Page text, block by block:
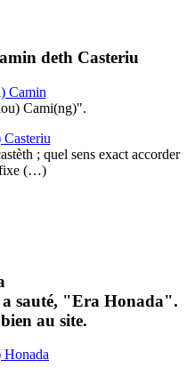
deth Casteriu
Camin
Cami(ng)".
Casteriu
; quel sens exact accorder
(…)
a sauté, "Era Honada".
au site.
Honada